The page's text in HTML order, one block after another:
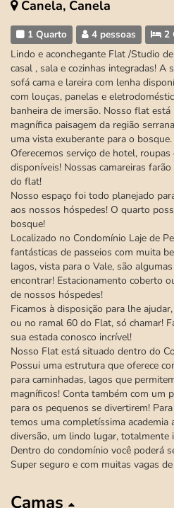
Canela, Canela
1 Quarto 4 pessoas 2
Lindo e aconchegante Flat /Studio
casal , sala e cozinhas integradas! A
sofá cama e lareira com lenha
com louças, panelas e
banheira de imersão. Nosso flat
magnífica paisagem da região
uma vista exuberante para o bosque.
Oferecemos serviço de hotel, roupas
disponíveis! Nossas camareiras
do flat!
Nosso espaço foi todo planejado
aos nossos hóspedes! O quarto
bosque!
Localizado no Condomínio Laje de
fantásticas de passeios com muita
lagos, vista para o Vale, são
encontrar! Estacionamento coberto
de nossos hóspedes!
Ficamos à disposição para lhe
ou no ramal 60 do Flat, só chamar!
sua estada conosco incrível!
Nosso Flat está situado dentro do
Possui uma estrutura que oferece
para caminhadas, lagos que
magníficos! Conta também com um
para os pequenos se divertirem!
temos uma completíssima academia
diversão, um lindo lugar, totalmente
Dentro do condomínio você poderá
Super seguro e com muitas vagas
Camas